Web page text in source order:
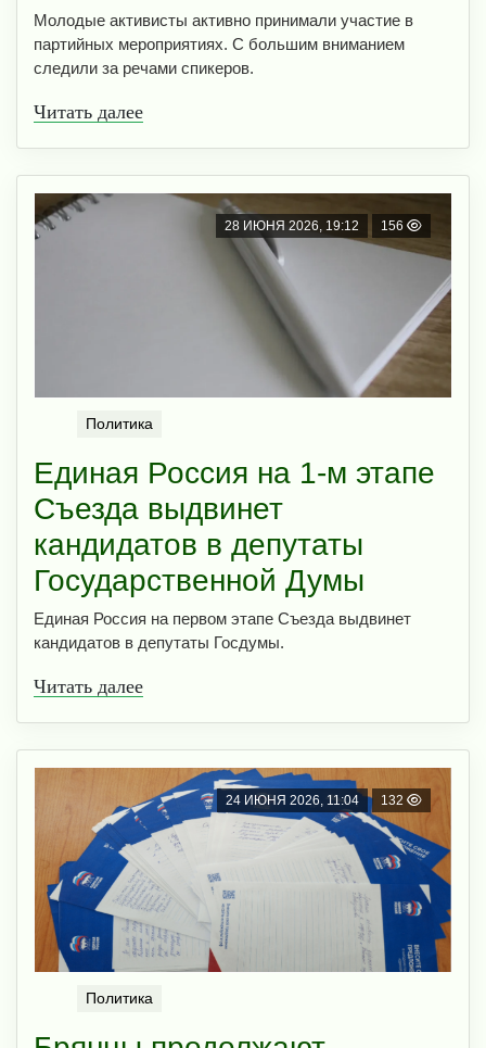
Молодые активисты активно принимали участие в
партийных мероприятиях. С большим вниманием
следили за речами спикеров.
Читать далее
28 ИЮНЯ 2026, 19:12 156
Политика
Единая Россия на 1-м этапе
Съезда выдвинет
кандидатов в депутаты
Государственной Думы
Единая Россия на первом этапе Съезда выдвинет
кандидатов в депутаты Госдумы.
Читать далее
24 ИЮНЯ 2026, 11:04 132
Политика